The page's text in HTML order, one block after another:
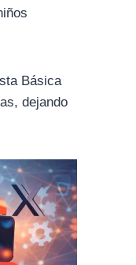
Básica
dejando